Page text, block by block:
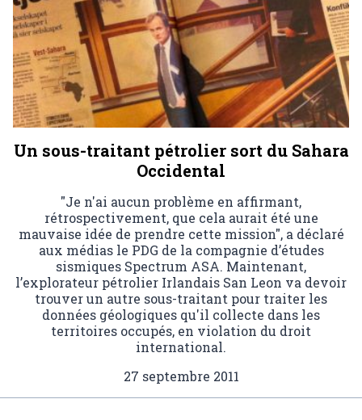
Un sous-traitant pétrolier sort du Sahara
Occidental
"Je n'ai aucun problème en affirmant,
rétrospectivement, que cela aurait été une
mauvaise idée de prendre cette mission", a déclaré
aux médias le PDG de la compagnie d’études
sismiques Spectrum ASA. Maintenant,
l’explorateur pétrolier Irlandais San Leon va devoir
trouver un autre sous-traitant pour traiter les
données géologiques qu'il collecte dans les
territoires occupés, en violation du droit
international.
27 septembre 2011